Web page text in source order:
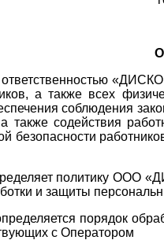
а также всех
соблюдения
а также содействия
безопасности
политику ООО
и защиты
порядок
с Оператором